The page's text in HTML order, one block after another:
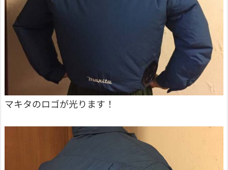
マキタのロゴが光ります！